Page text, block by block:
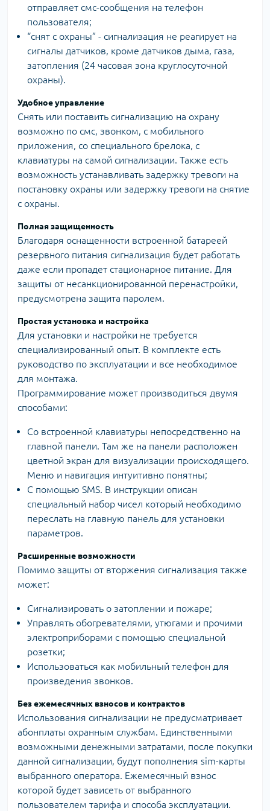
отправляет смс-сообщения на телефон
пользователя;
“снят с охраны” - сигнализация не реагирует на
сигналы датчиков, кроме датчиков дыма, газа,
затопления (24 часовая зона круглосуточной
охраны).
Удобное управление
Снять или поставить сигнализацию на охрану
возможно по смс, звонком, с мобильного
приложения, со специального брелока, с
клавиатуры на самой сигнализации. Также есть
возможность устанавливать задержку тревоги на
постановку охраны или задержку тревоги на снятие
с охраны.
Полная защищенность
Благодаря оснащенности встроенной батареей
резервного питания сигнализация будет работать
даже если пропадет стационарное питание. Для
защиты от несанкционированной перенастройки,
предусмотрена защита паролем.
Простая установка и настройка
Для установки и настройки не требуется
специализированный опыт. В комплекте есть
руководство по эксплуатации и все необходимое
для монтажа.
Программирование может производиться двумя
способами:
Со встроенной клавиатуры непосредственно на
главной панели. Там же на панели расположен
цветной экран для визуализации происходящего.
Меню и навигация интуитивно понятны;
С помощью SMS. В инструкции описан
специальный набор чисел который необходимо
переслать на главную панель для установки
параметров.
Расширенные возможности
Помимо защиты от вторжения сигнализация также
может:
Сигнализировать о затоплении и пожаре;
Управлять обогревателями, утюгами и прочими
электроприборами с помощью специальной
розетки;
Использоваться как мобильный телефон для
произведения звонков.
Без ежемесячных взносов и контрактов
Использования сигнализации не предусматривает
абонплаты охранным службам. Единственными
возможными денежными затратами, после покупки
данной сигнализации, будут пополнения sim-карты
выбранного оператора. Ежемесячный взнос
которой будет зависеть от выбранного
пользователем тарифа и способа эксплуатации.